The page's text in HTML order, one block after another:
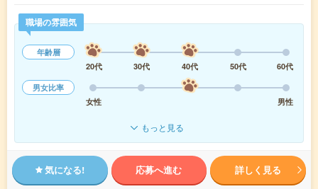
職場の雰囲気
年齢層
20代
30代 40代 50代
60代
男女比率
女性
男性
もっと見る
気になる! 応募へ進む 詳しく見る